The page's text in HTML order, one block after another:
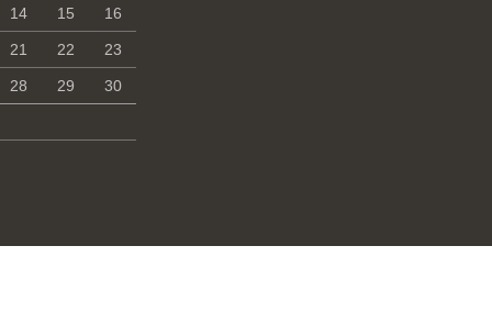
14 15 16
21 22 23
28 29 30